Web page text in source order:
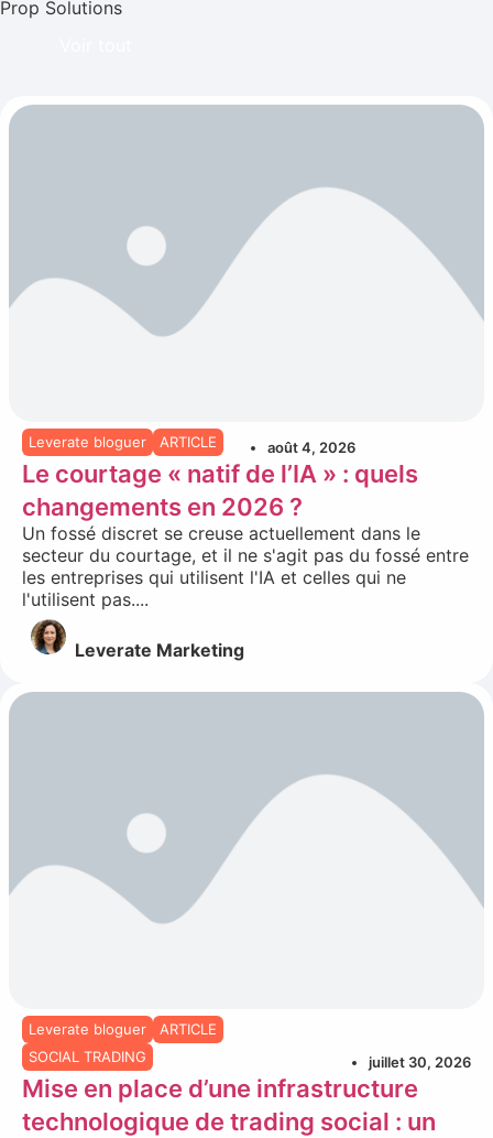
Prop Solutions
Leverate bloguer ARTICLE août 4, 2026
Le courtage « natif de l’IA » : quels
changements en 2026 ?
Un fossé discret se creuse actuellement dans le
secteur du courtage, et il ne s'agit pas du fossé entre
les entreprises qui utilisent l'IA et celles qui ne
l'utilisent pas....
Leverate Marketing
Leverate bloguer
ARTICLE
SOCIAL TRADING
juillet 30, 2026
Mise en place d’une infrastructure
technologique de trading social : un